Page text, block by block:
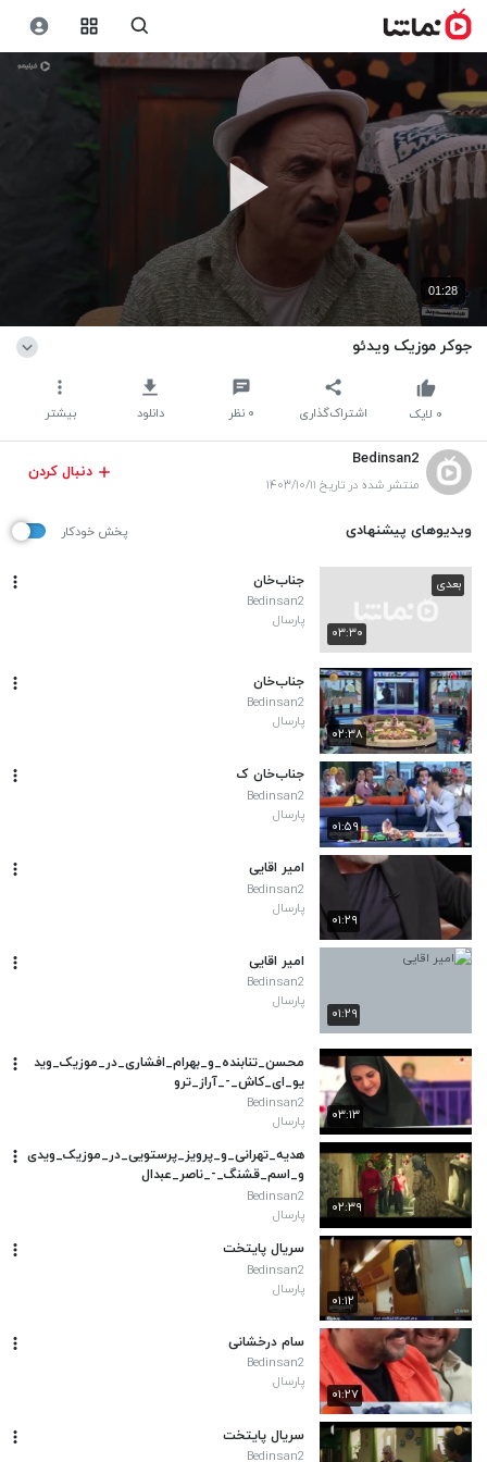
01:28
جوکر موزیک ویدئو
اشتراک‌گذاری ۰ نظر دانلود بیشتر ۰ لایک
Bedinsan2
منتشر شده در تاریخ ۱۴۰۳/۱۰/۱۱
دنبال کردن
ویدیوهای پیشنهادی پخش خودکار
۰۳:۳۰
بعدی جناب‌خان
Bedinsan2
پارسال
۰۲:۳۸
جناب‌خان
Bedinsan2
پارسال
۰۱:۵۹
جناب‌خان ک
Bedinsan2
پارسال
۰۱:۲۹
امیر اقایی
Bedinsan2
پارسال
۰۱:۲۹
امیر اقایی
Bedinsan2
پارسال
۰۳:۱۳
محسن_تنابنده_و_بهرام_افشاری_در_موزیک_وید
یو_ای_کاش_-_آراز_ترو
Bedinsan2
پارسال
۰۲:۳۹
هدیه_تهرانی_و_پرویز_پرستویی_در_موزیک_ویدی
و_اسم_قشنگ_-_ناصر_عبدال
Bedinsan2
پارسال
۰۱:۱۲
سریال پایتخت
Bedinsan2
پارسال
۰۱:۲۷
سام درخشانی
Bedinsan2
پارسال
سریال پایتخت
Bedinsan2